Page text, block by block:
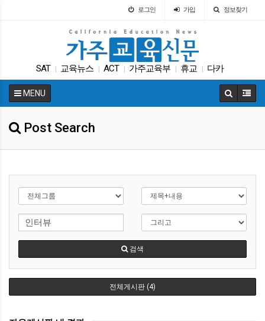
로그인 가입 정보찾기
SAT 교육뉴스 ACT 가주교육부 휴교 다카
DACA 특별활동 트럼프 원서
MENU
Post Search
검색
전체게시판 (4)